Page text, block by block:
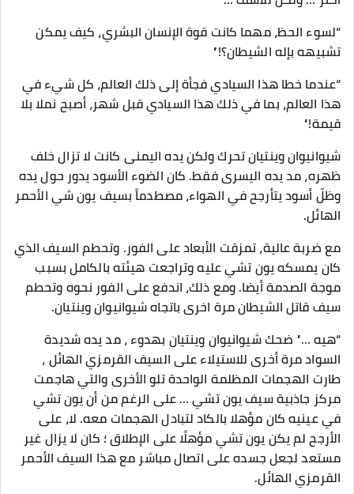
“لسوء الحظ، مهما كانت قوة الإنسان البشري، كيف يمكن
تشبيهه بإله الشيطان؟!”
“عندما خطا هذا السيادي فجأة إلى ذلك العالم، كل شيء في
هذا العالم، بما في ذلك هذا السيادي قبل شهر، أصبح نملا بلا
قيمة!”
شيوانيوان وينتيان تحرك ولكن يده اليمنى كانت لا تزال خلف
ظهره، مد يده اليسرى فقط. كان الضوء الأسود يدور حول يده
وظلّ أسود يتأرجح في الهواء، مصطدماً بسيف يون شي الأحمر
الهائل.
مع ضربة عالية، تمزقت الأبعاد على الفور. وتحطم السيف الذي
كان يمسكه يون تشي عليه وتراجعت هيئته بالكامل بسبب
موجة الصدمة أيضا. ومع ذلك، اندفع على الفور نحوه وتحطم
سيف قاتل الشيطان مرة اخرى باتجاه شيوانيوان وينتيان.
“هيه …” ضحك شيوانيوان وينتيان بهدوء ، مد يده شديدة
السواد مرة أخرى للاستيلاء على السيف القرمزي الهائل ،
طارت الهجمات المظلمة الواحدة تلو الأخرى والتي هاجمت
مركز جاذبية سيف يون تشي … على الرغم من أن يون تشي
في عينيه كان مؤهلا بالكاد لتبادل الهجمات معه. لا، على
الأرجح لم يكن يون تشي مؤهلًا على الإطلاق ؛ كان لا يزال غير
مستعد لجعل جسده على اتصال مباشر مع هذا السيف الأحمر
القرمزي الهائل.